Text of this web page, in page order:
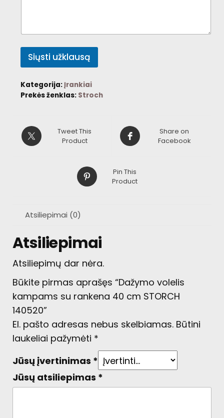
Siųsti užklausą
Kategorija: Įrankiai
Prekės ženklas: Stroch
Tweet This
Product
Share on
Facebook
Pin This
Product
Atsiliepimai (0)
Atsiliepimai
Atsiliepimų dar nėra.
Būkite pirmas aprašęs “Dažymo volelis
kampams su rankena 40 cm STORCH
140520”
El. pašto adresas nebus skelbiamas. Būtini
laukeliai pažymėti *
Jūsų įvertinimas *
Jūsų atsiliepimas *